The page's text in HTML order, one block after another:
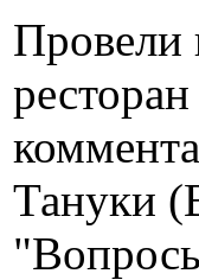
Провели
Тануки